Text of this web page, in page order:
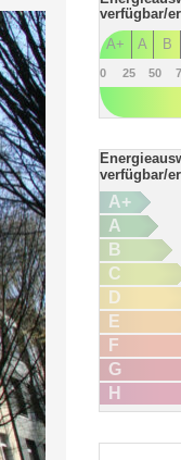
verfügbar/
A+
A B
0 25 50
verfügbar/
A+
A
B
C
D
E
F
G
H